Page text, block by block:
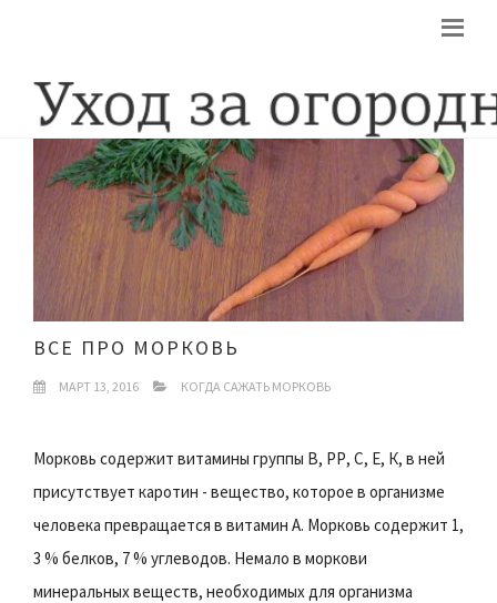
ВСЕ ПРО МОРКОВЬ
МАРТ 13, 2016 КОГДА САЖАТЬ МОРКОВЬ
Морковь содержит витамины группы В, РР, С, Е, К, в ней
присутствует каротин - вещество, которое в организме
человека превращается в витамин А. Морковь содержит 1,
3 % белков, 7 % углеводов. Немало в моркови
минеральных веществ, необходимых для организма